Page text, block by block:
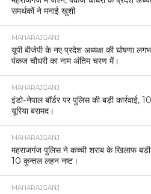
समर्थकों ने मनाई खुशी
MAHARAJGANJ
यूपी बीजेपी के नए प्रदेश अध्यक्ष की घोषणा
पंकज चौधरी का नाम अंतिम चरण में।
MAHARAJGANJ
इंडो-नेपाल बॉर्डर पर पुलिस की बड़ी कार्रवाई,
यूरिया बरामद।
MAHARAJGANJ
महराजगंज पुलिस ने कच्ची शराब के खिलाफ बड़ी
10 कुन्तल लहन नष्ट।
MAHARAJGANJ